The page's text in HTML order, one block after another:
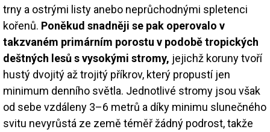
trny a ostrými listy anebo neprůchodnými spletenci
kořenů. Poněkud snadněji se pak operovalo v
takzvaném primárním porostu v podobě tropických
deštných lesů s vysokými stromy, jejichž koruny tvoří
hustý dvojitý až trojitý příkrov, který propustí jen
minimum denního světla. Jednotlivé stromy jsou však
od sebe vzdáleny 3–6 metrů a díky minimu slunečného
svitu nevyrůstá ze země téměř žádný podrost, takže